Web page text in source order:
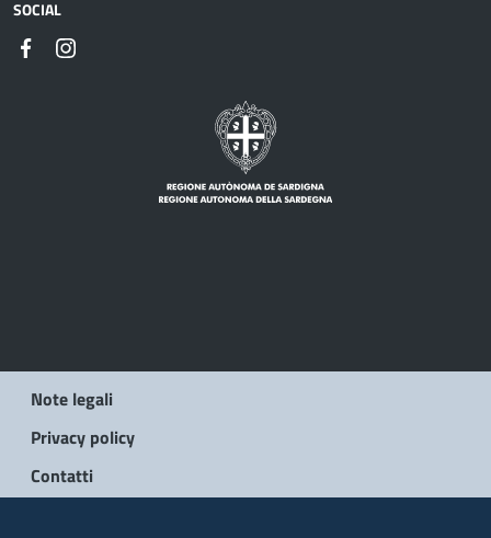
SOCIAL
Note legali
Privacy policy
Contatti